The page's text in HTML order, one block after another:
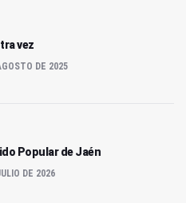
vez
DE 2025
Popular de Jaén
DE 2026